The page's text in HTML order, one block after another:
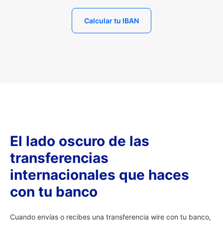
Calcular tu IBAN
El lado oscuro de las
transferencias
internacionales que haces
con tu banco
Cuando envías o recibes una transferencia wire con tu banco,